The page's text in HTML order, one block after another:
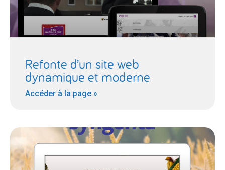
Refonte d’un site web
dynamique et moderne
Accéder à la page »